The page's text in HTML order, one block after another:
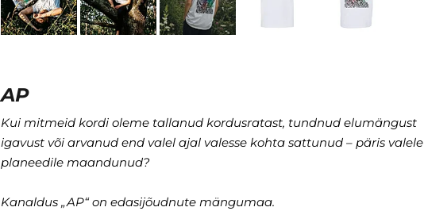
AP
Kui mitmeid kordi oleme tallanud kordusratast, tundnud elumängust
igavust või arvanud end valel ajal valesse kohta sattunud – päris valele
planeedile maandunud?
Kanaldus „AP“ on edasijõudnute mängumaa.